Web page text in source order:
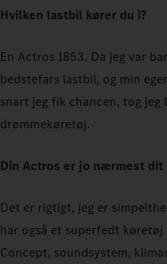
Hvilken lastbil kører du i?
En Actros 1853. Da jeg var
bedstefars lastbil, og min
snart jeg fik chancen, tog
drømmekøretøj.
Din Actros er jo nærmest
Det er rigtigt, jeg er
har også et superfedt
Concept, soundsystem,